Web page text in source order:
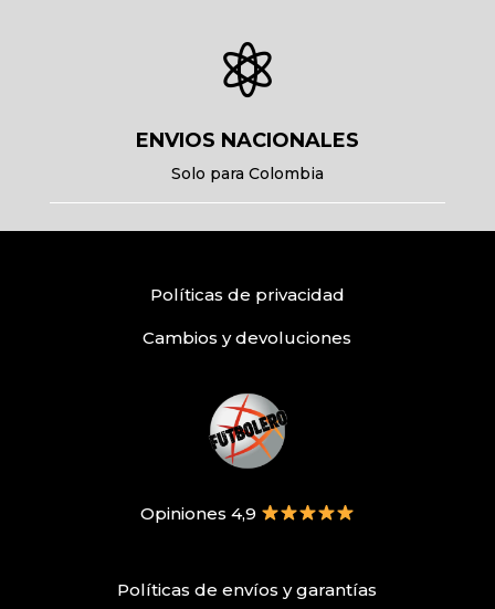

ENVIOS NACIONALES
Solo para Colombia
Políticas de privacidad
Cambios y devoluciones
Opiniones 4,9
Políticas de envíos ygarantías